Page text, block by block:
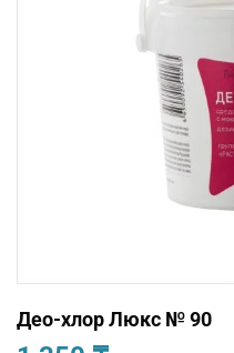
Део-хлор Люкс № 90